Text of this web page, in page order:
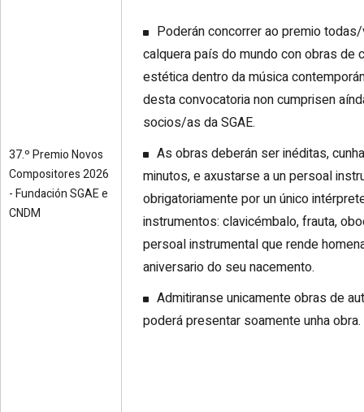
37.º Premio Novos
Compositores 2026
- Fundación SGAE e
CNDM
Poderán concorrer ao premio
calquera país do mundo con obras de
estética dentro da música
desta convocatoria non cumprisen
socios/as da SGAE.
As obras deberán ser inéditas,
minutos, e axustarse a un persoal
obrigatoriamente por un único
instrumentos: clavicémbalo, frauta,
persoal instrumental que rende
aniversario do seu nacemento.
Admitiranse unicamente obras de
poderá presentar soamente unha obra.